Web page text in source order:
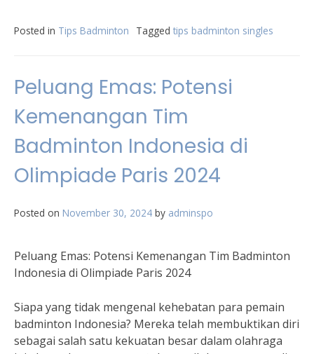
Posted in Tips Badminton Tagged tips badminton singles
Peluang Emas: Potensi
Kemenangan Tim
Badminton Indonesia di
Olimpiade Paris 2024
Posted on November 30, 2024 by adminspo
Peluang Emas: Potensi Kemenangan Tim Badminton
Indonesia di Olimpiade Paris 2024
Siapa yang tidak mengenal kehebatan para pemain
badminton Indonesia? Mereka telah membuktikan diri
sebagai salah satu kekuatan besar dalam olahraga